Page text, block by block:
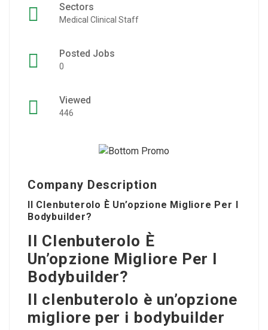
Sectors
Medical Clinical Staff
Posted Jobs
0
Viewed
446
Company Description
Il Clenbuterolo È Un’opzione Migliore Per I
Bodybuilder?
Il Clenbuterolo È
Un’opzione Migliore Per I
Bodybuilder?
Il clenbuterolo è un’opzione
migliore per i bodybuilder